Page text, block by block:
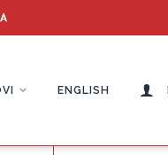
ENGLISH